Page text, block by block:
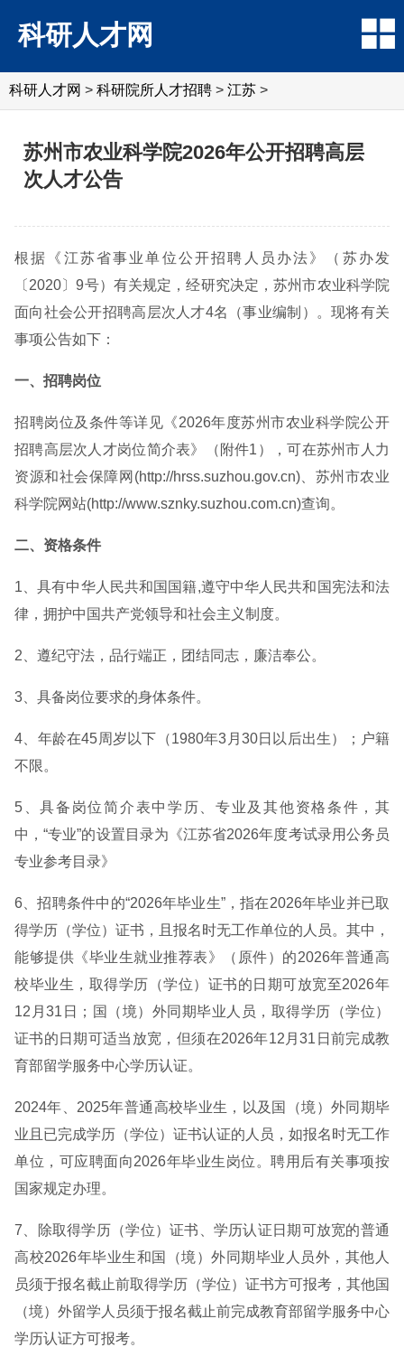
科研人才网
科研人才网 > 科研院所人才招聘 > 江苏 >
苏州市农业科学院2026年公开招聘高层
次人才公告
根据《江苏省事业单位公开招聘人员办法》（苏办发
〔2020〕9号）有关规定，经研究决定，苏州市农业科学院
面向社会公开招聘高层次人才4名（事业编制）。现将有关
事项公告如下：
一、招聘岗位
招聘岗位及条件等详见《2026年度苏州市农业科学院公开
招聘高层次人才岗位简介表》（附件1），可在苏州市人力
资源和社会保障网(http://hrss.suzhou.gov.cn)、苏州市农业
科学院网站(http://www.sznky.suzhou.com.cn)查询。
二、资格条件
1、具有中华人民共和国国籍,遵守中华人民共和国宪法和法
律，拥护中国共产党领导和社会主义制度。
2、遵纪守法，品行端正，团结同志，廉洁奉公。
3、具备岗位要求的身体条件。
4、年龄在45周岁以下（1980年3月30日以后出生）；户籍
不限。
5、具备岗位简介表中学历、专业及其他资格条件，其
中，“专业”的设置目录为《江苏省2026年度考试录用公务员
专业参考目录》
6、招聘条件中的“2026年毕业生”，指在2026年毕业并已取
得学历（学位）证书，且报名时无工作单位的人员。其中，
能够提供《毕业生就业推荐表》（原件）的2026年普通高
校毕业生，取得学历（学位）证书的日期可放宽至2026年
12月31日；国（境）外同期毕业人员，取得学历（学位）
证书的日期可适当放宽，但须在2026年12月31日前完成教
育部留学服务中心学历认证。
2024年、2025年普通高校毕业生，以及国（境）外同期毕
业且已完成学历（学位）证书认证的人员，如报名时无工作
单位，可应聘面向2026年毕业生岗位。聘用后有关事项按
国家规定办理。
7、除取得学历（学位）证书、学历认证日期可放宽的普通
高校2026年毕业生和国（境）外同期毕业人员外，其他人
员须于报名截止前取得学历（学位）证书方可报考，其他国
（境）外留学人员须于报名截止前完成教育部留学服务中心
学历认证方可报考。